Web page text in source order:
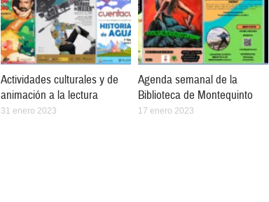
Actividades culturales y de
animación a la lectura
31 enero 2023
Agenda semanal de la
Biblioteca de Montequinto
17 enero 2023